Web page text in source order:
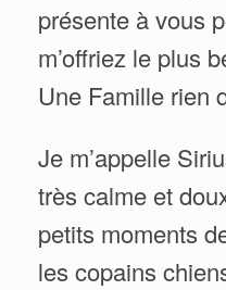
présente à vous
m’offriez le plus
Une Famille rien
Je m’appelle
très calme et
petits moments
les copains